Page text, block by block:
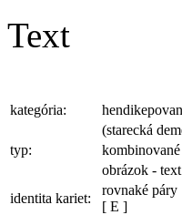
Text
kategória:
(starecká
typ:
kombinované
obrázok -
identita kariet:
rovnaké páry
[ E ]